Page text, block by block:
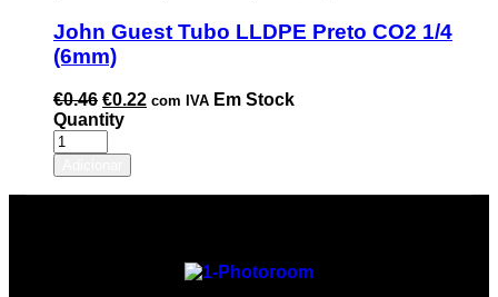
John Guest Tubo LLDPE Preto CO2 1/4
(6mm)
€0.46 €0.22 com IVA Em Stock
Quantity